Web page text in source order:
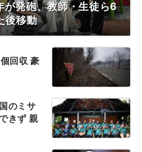
が発砲、教師・生徒ら6
後移動
回収 豪
のミサ
きず 親